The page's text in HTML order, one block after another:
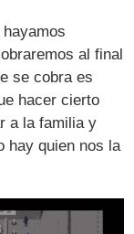
al final
se cobra es
hacer cierto
a la familia y
hay quien nos la